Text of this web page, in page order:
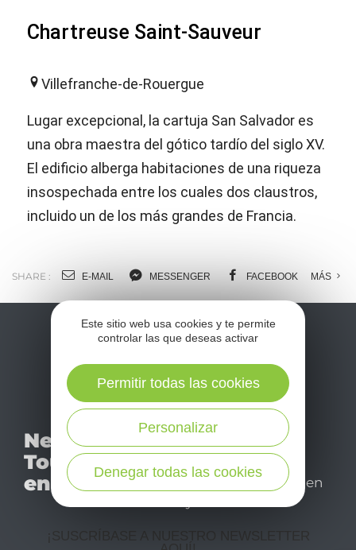
Chartreuse Saint-Sauveur
Villefranche-de-Rouergue
Lugar excepcional, la cartuja San Salvador es
una obra maestra del gótico tardío del siglo XV.
El edificio alberga habitaciones de una riqueza
insospechada entre los cuales dos claustros,
incluido un de los más grandes de Francia.
SHARE : E-MAIL MESSENGER FACEBOOK MÁS
Newsletter
Tourismo
en Aveyron
No se pierda nuestro
mensual newsletter y
déjese inspirar para
disfrutar de su estancia en
Este sitio web usa cookies y te permite
controlar las que deseas activar
Denegar todas las cookies
Personalizar
Permitir todas las cookies